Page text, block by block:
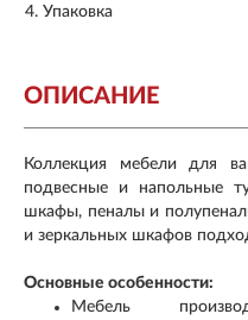
Упаковка
ОПИСАНИЕ
Коллекция мебели для
подвесные и напольные
шкафы, пеналы и
и зеркальных шкафов
Основные особенности:
Мебель